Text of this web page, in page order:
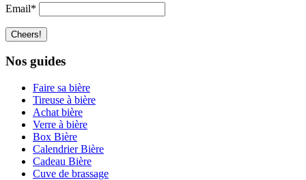
Email*
Nos guides
Faire sa bière
Tireuse à bière
Achat bière
Verre à bière
Box Bière
Calendrier Bière
Cadeau Bière
Cuve de brassage